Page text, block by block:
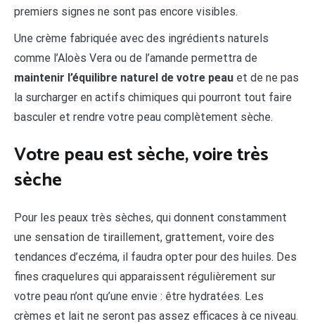
premiers signes ne sont pas encore visibles.
Une crème fabriquée avec des ingrédients naturels
comme l’Aloès Vera ou de l’amande permettra de
maintenir l’équilibre naturel de votre peau et de ne pas
la surcharger en actifs chimiques qui pourront tout faire
basculer et rendre votre peau complètement sèche.
Votre peau est sèche, voire très
sèche
Pour les peaux très sèches, qui donnent constamment
une sensation de tiraillement, grattement, voire des
tendances d’eczéma, il faudra opter pour des huiles. Des
fines craquelures qui apparaissent régulièrement sur
votre peau n’ont qu’une envie : être hydratées. Les
crèmes et lait ne seront pas assez efficaces à ce niveau.